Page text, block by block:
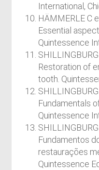
International,
HÄMMERLE C
Essential
Quintessence
SHILLINGBURG
Restoration of
tooth.
Fundamentals
Quintessence
Fundamentos
restaurações
Quintessence